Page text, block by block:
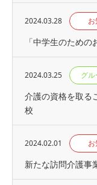
2024.03.28
「中学生のため
2024.03.25 グ
介護の資格を取る
校
2024.02.01
新たな訪問介護事